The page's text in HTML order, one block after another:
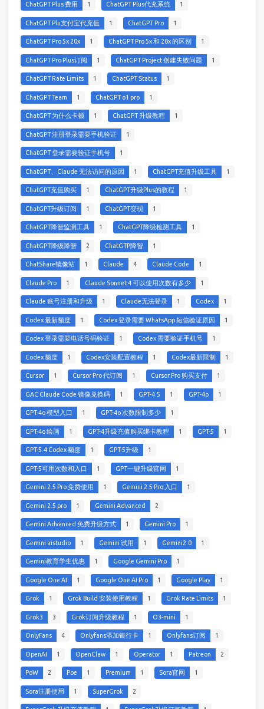
ChatGPT Plus 费用 1 ChatGPT Plus代充系统 1
ChatGPT Plu支付宝代充值 1 ChatGPT Pro 1
ChatGPT Pro 5x 20x 1 ChatGPT Pro 5x 和 20x 的区别 1
ChatGPT Pro Plus订阅 1 ChatGPT Project 创建失败问题 1
ChatGPT Rate Limits 1 ChatGPT Status 1
ChatGPT Team 1 ChatGPT o1 pro 1
ChatGPT 为什么卡顿 1 ChatGPT 升级教程 1
ChatGPT 注册登录需要手机验证 1
ChatGPT 登录需要验证手机号 1
ChatGPT、Claude 无法访问的原因 1 ChatGPT充值升级工具 1
ChatGPT充值购买 1 ChatGPT升级Plus的教程 1
ChatGPT升级订阅 1 ChatGPT变现 1
ChatGPT降智监测工具 1 ChatGPT降级检测工具 1
ChatGPT降级降智 2 ChatGTP降智 1
ChatShare镜像站 1 Claude 4 Claude Code 1
Claude Pro 1 Claude Sonnet 4 可以使用次数有多少 1
Claude 账号注册和升级 1 Claude无法登录 1 Codex 1
Codex 最新额度 1 Codex 登录需要 WhatsApp 短信验证原因 1
Codex 登录需要电话号码验证 1 Codex 需要验证手机号 1
Codex 额度 1 Codex安装配置教程 1 Codex最新限制 1
Cursor 1 Cursor Pro 代订阅 1 Cursor Pro 购买支付 1
GAC Claude Code 镜像兑换码 1 GPT-4.5 1 GPT-4o 1
GPT-4o 模型入口 1 GPT-4o 次数限制多少 1
GPT-4o 绘画 1 GPT-4升级充值购买绑卡教程 1 GPT-5 1
GPT-5.4 Codex 额度 1 GPT-5升级 1
GPT-5可用次数和入口 1 GPT一键升级官网 1
Gemini 2.5 Pro 免费使用 1 Gemini 2.5 Pro 入口 1
Gemini 2.5 pro 1 Gemini Advanced 2
Gemini Advanced 免费升级方式 1 Gemini Pro 1
Gemini aistudio 1 Gemini 试用 1 Gemini2.0 1
Gemini教育学生优惠 1 Google Gemini Pro 1
Google One AI 1 Google One AI Pro 1 Google Play 1
Grok 1 Grok Build 安装使用教程 1 Grok Rate Limits 1
Grok3 3 Grok订阅升级教程 1 O3-mini 1
OnlyFans 4 Onlyfans添加银行卡 1 Onlyfans订阅 1
OpenAI 1 OpenClaw 1 Operator 1 Patreon 2
PoW 2 Poe 1 Premium 1 Sora官网 1
Sora注册使用 1 SuperGrok 2